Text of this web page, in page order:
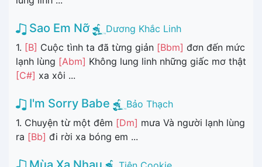
Sao Em Nỡ
Dương Khắc Linh
1. [B] Cuộc tình ta đã từng giản [Bbm] đơn đến mức
lạnh lùng [Abm] Không lung linh những giấc mơ thật
[C#] xa xôi ...
I'm Sorry Babe
Bảo Thạch
1. Chuyện từ một đêm [Dm] mưa Và người lạnh lùng
ra [Bb] đi rời xa bóng em ...